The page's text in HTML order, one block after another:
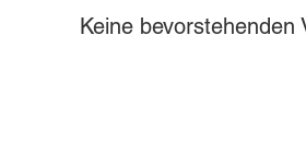
Keine bevorstehenden